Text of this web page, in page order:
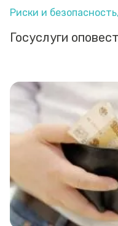
Риски и безопасность,
Госуслуги